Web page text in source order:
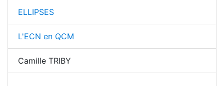
ELLIPSES
L'ECN en QCM
Camille TRIBY